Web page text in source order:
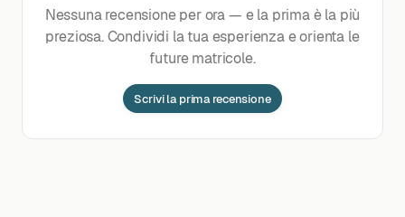
Nessuna recensione per ora — e la prima è la più
preziosa. Condividi la tua esperienza e orienta le
future matricole.
Scrivi la prima recensione